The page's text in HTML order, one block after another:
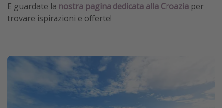
E guardate la nostra pagina dedicata alla Croazia per
trovare ispirazioni e offerte!